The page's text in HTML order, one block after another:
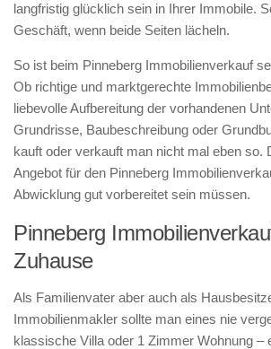
langfristig glücklich sein in Ihrer Immobile.
Geschäft, wenn beide Seiten lächeln.
So ist beim Pinneberg Immobilienverkauf
Ob richtige und marktgerechte
liebevolle Aufbereitung der vorhandenen
Grundrisse, Baubeschreibung oder
kauft oder verkauft man nicht mal eben so.
Angebot für den Pinneberg
Abwicklung gut vorbereitet sein müssen.
Pinneberg
Zuhause
Als Familienvater aber auch als
Immobilienmakler sollte man eines nie
klassische Villa oder 1 Zimmer Wohnung –